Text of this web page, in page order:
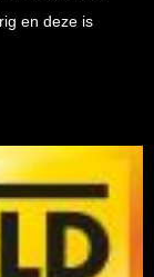
en deze is